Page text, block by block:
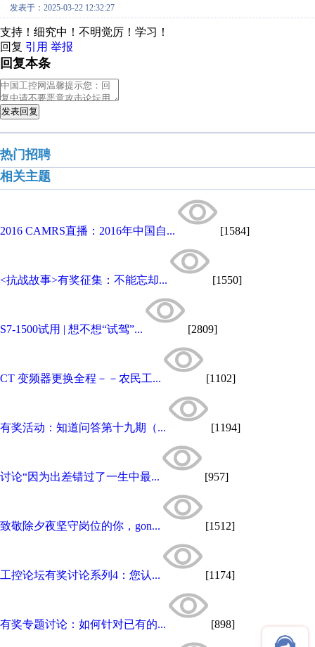
发表于：2025-03-22 12:32:27
支持！细究中！不明觉厉！学习！
回复 引用 举报
回复本条
发表回复
热门招聘
相关主题
2016 CAMRS直播：2016年中国自... [1584]
<抗战故事>有奖征集：不能忘却... [1550]
S7-1500试用 | 想不想“试驾”... [2809]
CT 变频器更换全程－－农民工... [1102]
有奖活动：知道问答第十九期（... [1194]
讨论“因为出差错过了一生中最... [957]
致敬除夕夜坚守岗位的你，gon... [1512]
工控论坛有奖讨论系列4：您认... [1174]
有奖专题讨论：如何针对已有的... [898]